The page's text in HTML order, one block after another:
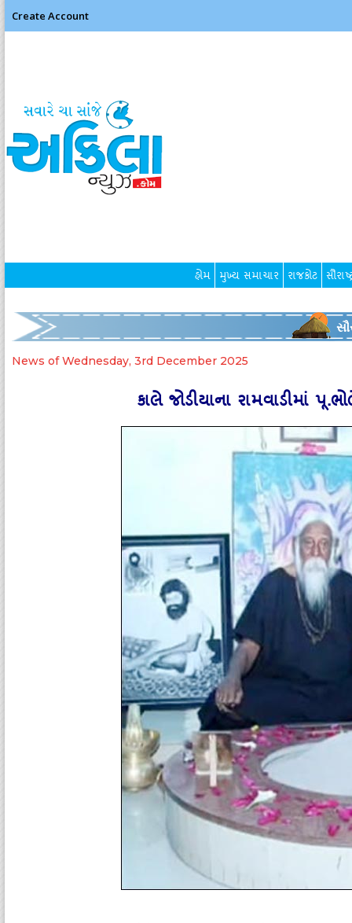
Create Account
હોમ મુખ્ય સમાચાર રાજકોટ
News of Wednesday, 3rd December 2025
કાલે જોડીયાના રામવાડીમાં